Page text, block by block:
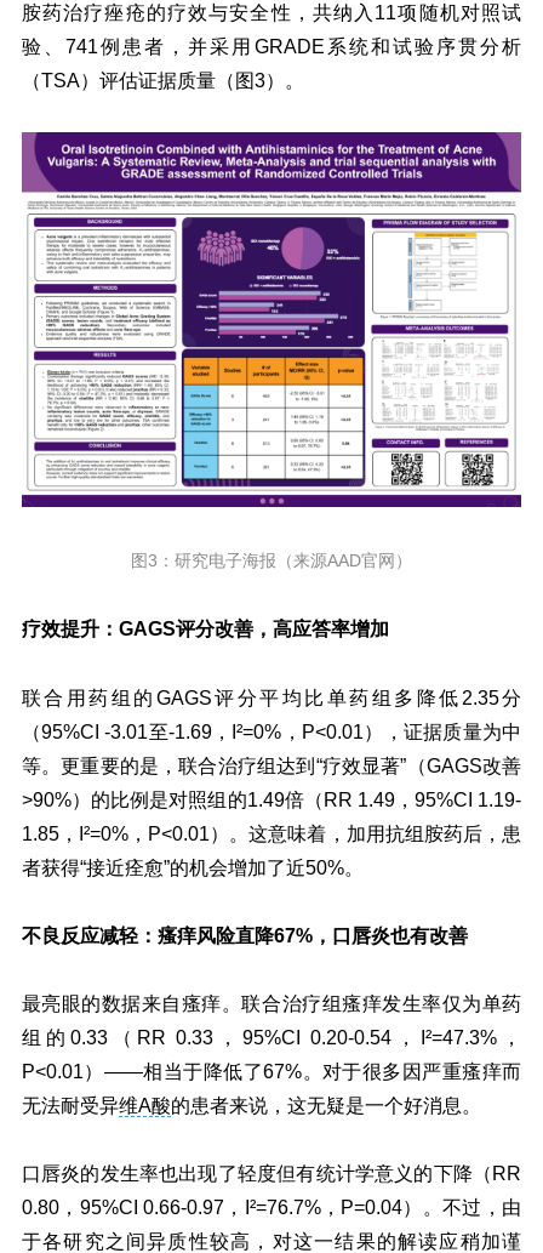
胺药治疗痤疮的疗效与安全性，共纳入11项随机对照试
验、741例患者，并采用GRADE系统和试验序贯分析
（TSA）评估证据质量（图3）。
图3：研究电子海报（来源AAD官网）
疗效提升：GAGS评分改善，高应答率增加
联合用药组的GAGS评分平均比单药组多降低2.35分
（95%CI -3.01至-1.69，I²=0%，P<0.01），证据质量为中
等。更重要的是，联合治疗组达到“疗效显著”（GAGS改善
>90%）的比例是对照组的1.49倍（RR 1.49，95%CI 1.19-
1.85，I²=0%，P<0.01）。这意味着，加用抗组胺药后，患
者获得“接近痊愈”的机会增加了近50%。
不良反应减轻：瘙痒风险直降67%，口唇炎也有改善
最亮眼的数据来自瘙痒。联合治疗组瘙痒发生率仅为单药
组的0.33（RR 0.33，95%CI 0.20-0.54，I²=47.3%，
P<0.01）——相当于降低了67%。对于很多因严重瘙痒而
无法耐受异维A酸的患者来说，这无疑是一个好消息。
口唇炎的发生率也出现了轻度但有统计学意义的下降（RR
0.80，95%CI 0.66-0.97，I²=76.7%，P=0.04）。不过，由
于各研究之间异质性较高，对这一结果的解读应稍加谨